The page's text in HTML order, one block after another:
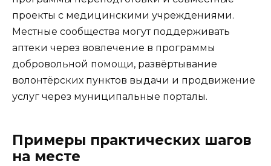
проекты с медицинскими учреждениями.
Местные сообщества могут поддерживать
аптеки через вовлечение в программы
добровольной помощи, развёртывание
волонтёрских пунктов выдачи и продвижение
услуг через муниципальные порталы.
Примеры практических шагов
на месте